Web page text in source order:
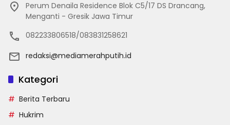
Perum Denaila Residence Blok C5/17 DS Drancang,
Menganti - Gresik Jawa Timur
082233806518/083831258621
redaksi@mediamerahputih.id
Kategori
Berita Terbaru
Hukrim